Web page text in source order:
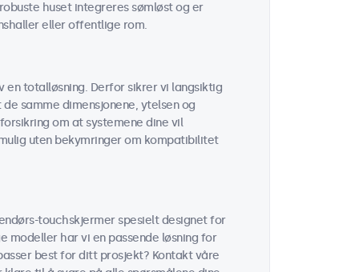
huset integreres sømløst og er
eller offentlige rom.
totalløsning. Derfor sikrer vi langsiktig
samme dimensjonene, ytelsen og
om at systemene dine vil
uten bekymringer om kompatibilitet
touchskjermer spesielt designet for
modeller har vi en passende løsning for
best for ditt prosjekt? Kontakt våre